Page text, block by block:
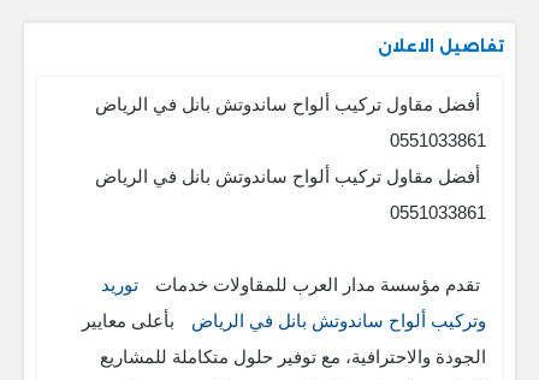
تفاصيل الاعلان
أفضل مقاول تركيب ألواح ساندوتش بانل في الرياض
0551033861
أفضل مقاول تركيب ألواح ساندوتش بانل في الرياض
0551033861
تقدم مؤسسة مدار العرب للمقاولات خدمات
توريد
وتركيب ألواح ساندوتش بانل في الرياض
بأعلى معايير
الجودة والاحترافية، مع توفير حلول متكاملة للمشاريع